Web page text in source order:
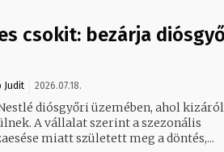
csokit: bezárja
Judit 2026.07.18.
diósgyőri üzemében, ahol
A vállalat szerint a szezonális
miatt született meg a döntés,...